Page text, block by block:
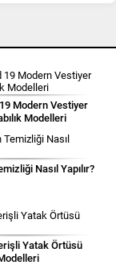
Modern Vestiyer
Modelleri
Nasıl Yapılır?
Yatak Örtüsü